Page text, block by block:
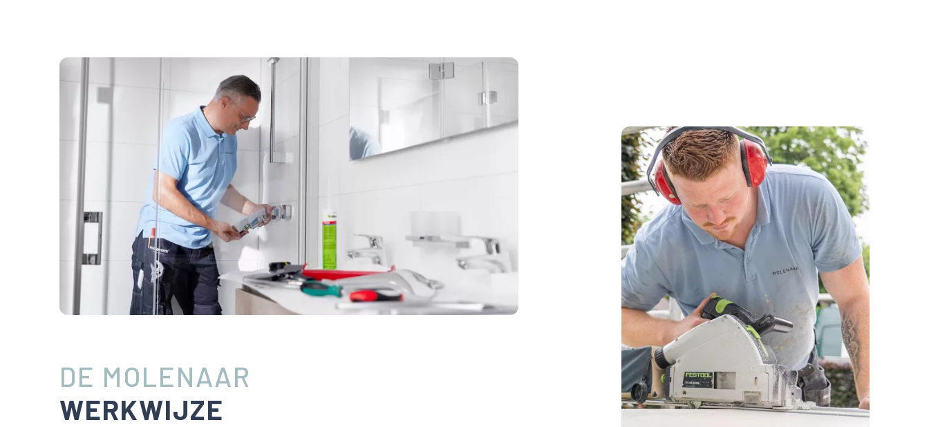
DE MOLENAAR
WERKWIJZE